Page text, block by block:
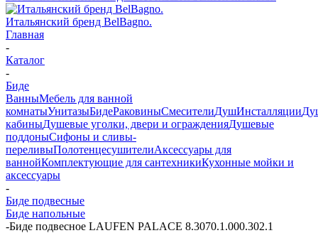
Итальянский бренд BelBagno.
Главная
-
Каталог
-
Биде
ВанныМебель для ванной
комнатыУнитазыБидеРаковиныСмесителиДушИнсталляции
кабиныДушевые уголки, двери и огражденияДушевые
поддоныСифоны и сливы-
переливыПолотенцесушителиАксессуары для
ваннойКомплектующие для сантехникиКухонные мойки и
аксессуары
-
Биде подвесные
Биде напольные
-Биде подвесное LAUFEN PALACE 8.3070.1.000.302.1